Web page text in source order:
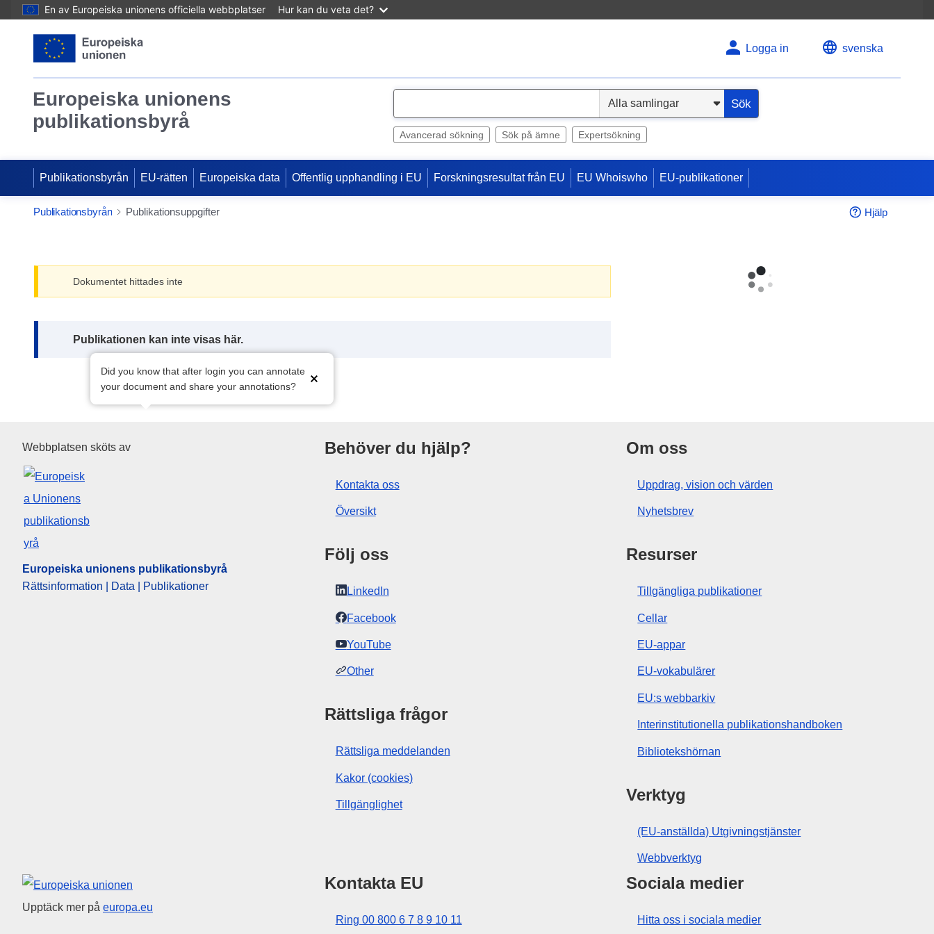
En av Europeiska unionens officiella webbplatser Hur kan du veta det?
Logga in svenska
Europeiska unionens
publikationsbyrå
e
Sök
Avancerad sökning Sök på ämne Expertsökning
Publikationsbyrån EU-rätten Europeiska data Offentlig upphandling i EU Forskningsresultat från EU EU Whoiswho EU-publikationer
Publikationsbyrån Publikationsuppgifter Hjälp
Dokumentet hittades inte
Note:
Publikationen kan inte visas här.
Did you know that after login you can annotate
your document and share your annotations?
Europeiska unionens publikationsbyrå
Webbplatsen sköts av
Europeiska unionens publikationsbyrå
Rättsinformation | Data | Publikationer
Behöver du hjälp?
Kontakta oss
Översikt
Följ oss
LinkedIn
Facebook
YouTube
Other
Rättsliga frågor
Rättsliga meddelanden
Kakor (cookies)
Tillgänglighet
Om oss
Uppdrag, vision och värden
Nyhetsbrev
Resurser
Tillgängliga publikationer
Cellar
EU-appar
EU-vokabulärer
EU:s webbarkiv
Interinstitutionella publikationshandboken
Bibliotekshörnan
Verktyg
(EU-anställda) Utgivningstjänster
Webbverktyg
Europeiska unionen
Upptäck mer på europa.eu
Kontakta EU
Ring 00 800 6 7 8 9 10 11
Sociala medier
Hitta oss i sociala medier